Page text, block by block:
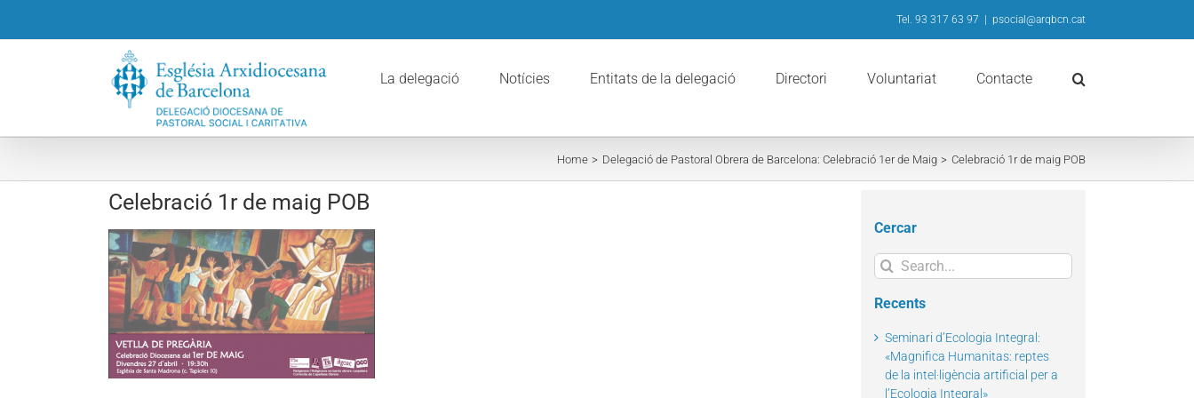
Tel. 93 317 63 97 psocial@arqbcn.cat
La delegació Notícies Entitats de la delegació Directori Voluntariat Contacte
Home Delegació de Pastoral Obrera de Barcelona: Celebració 1er de Maig Celebració 1r de maig POB
Celebració 1r de maig POB
Cercar
Search
for:
Recents
Seminari d’Ecologia Integral:
«Magnifica Humanitas: reptes
de la intel·ligència artificial per a
l’Ecologia Integral»